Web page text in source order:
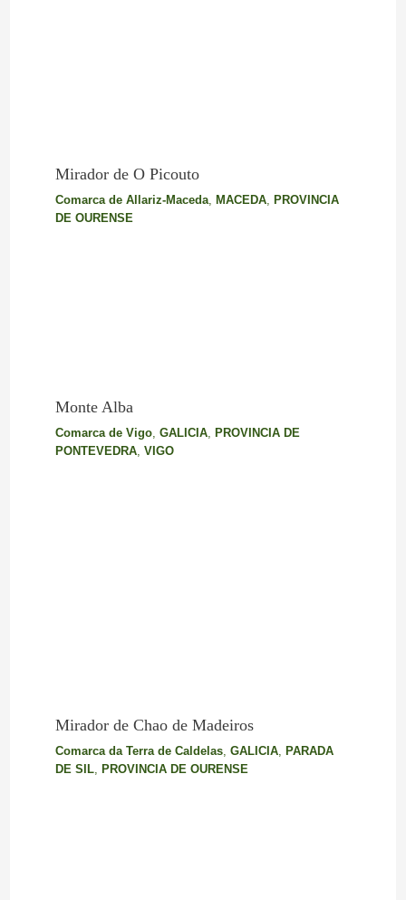
Mirador de O Picouto
Comarca de Allariz-Maceda, MACEDA, PROVINCIA
DE OURENSE
Monte Alba
Comarca de Vigo, GALICIA, PROVINCIA DE
PONTEVEDRA, VIGO
Mirador de Chao de Madeiros
Comarca da Terra de Caldelas, GALICIA, PARADA
DE SIL, PROVINCIA DE OURENSE